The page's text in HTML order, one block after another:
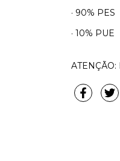
· 90% PES
· 10% PUE